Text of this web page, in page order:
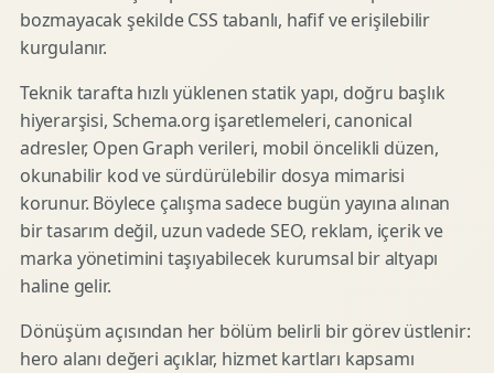
bozmayacak şekilde CSS tabanlı, hafif ve erişilebilir
kurgulanır.
Teknik tarafta hızlı yüklenen statik yapı, doğru başlık
hiyerarşisi, Schema.org işaretlemeleri, canonical
adresler, Open Graph verileri, mobil öncelikli düzen,
okunabilir kod ve sürdürülebilir dosya mimarisi
korunur. Böylece çalışma sadece bugün yayına alınan
bir tasarım değil, uzun vadede SEO, reklam, içerik ve
marka yönetimini taşıyabilecek kurumsal bir altyapı
haline gelir.
Dönüşüm açısından her bölüm belirli bir görev üstlenir:
hero alanı değeri açıklar, hizmet kartları kapsamı